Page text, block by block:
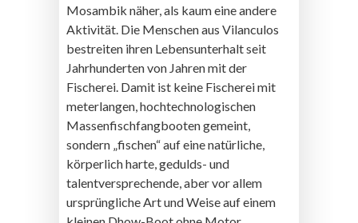
Mosambik näher, als kaum eine andere
Aktivität. Die Menschen aus Vilanculos
bestreiten ihren Lebensunterhalt seit
Jahrhunderten von Jahren mit der
Fischerei. Damit ist keine Fischerei mit
meterlangen, hochtechnologischen
Massenfischfangbooten gemeint,
sondern „fischen“ auf eine natürliche,
körperlich harte, gedulds- und
talentversprechende, aber vor allem
ursprüngliche Art und Weise auf einem